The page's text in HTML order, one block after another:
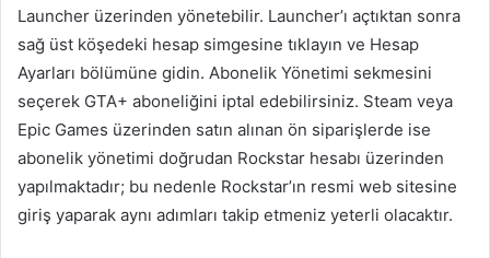
Launcher üzerinden yönetebilir. Launcher’ı açtıktan sonra
sağ üst köşedeki hesap simgesine tıklayın ve Hesap
Ayarları bölümüne gidin. Abonelik Yönetimi sekmesini
seçerek GTA+ aboneliğini iptal edebilirsiniz. Steam veya
Epic Games üzerinden satın alınan ön siparişlerde ise
abonelik yönetimi doğrudan Rockstar hesabı üzerinden
yapılmaktadır; bu nedenle Rockstar’ın resmi web sitesine
giriş yaparak aynı adımları takip etmeniz yeterli olacaktır.